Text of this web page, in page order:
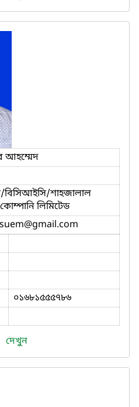
আহম্মেদ
বিসিআইসি/শাহজালাল
লিমিটেড
@gmail.com
০১৬৮১৫৫৫৭৮৬
দেখুন